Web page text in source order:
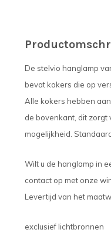
De stelvio hanglamp
bevat kokers die op
Alle kokers hebben
de bovenkant, dit zorgt
mogelijkheid.
Wilt u de hanglamp in
contact op met onze
Levertijd van het
exclusief lichtbronnen